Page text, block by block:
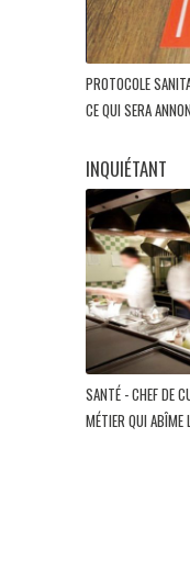
PROTOCOLE
CE QUI SERA
INQUIÉTANT
SANTÉ - CHEF DE
MÉTIER QUI ABÎME